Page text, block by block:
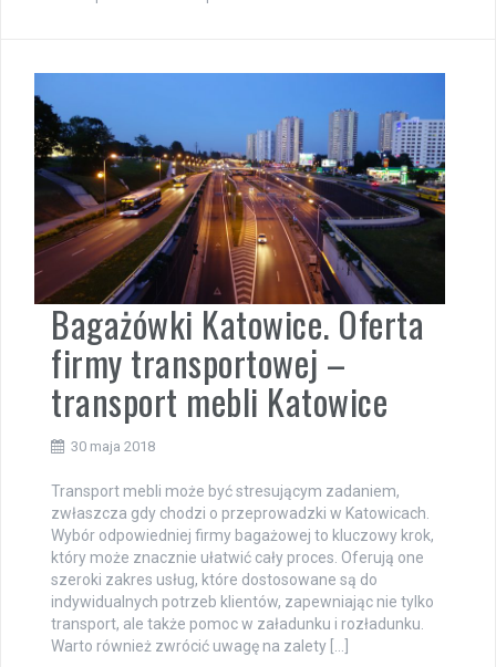
Bagażówki Katowice. Oferta
firmy transportowej –
transport mebli Katowice
30 maja 2018
Transport mebli może być stresującym zadaniem,
zwłaszcza gdy chodzi o przeprowadzki w Katowicach.
Wybór odpowiedniej firmy bagażowej to kluczowy krok,
który może znacznie ułatwić cały proces. Oferują one
szeroki zakres usług, które dostosowane są do
indywidualnych potrzeb klientów, zapewniając nie tylko
transport, ale także pomoc w załadunku i rozładunku.
Warto również zwrócić uwagę na zalety […]